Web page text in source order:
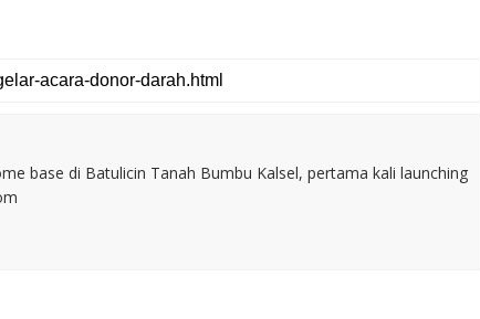
base di Batulicin Tanah Bumbu Kalsel, pertama kali launching